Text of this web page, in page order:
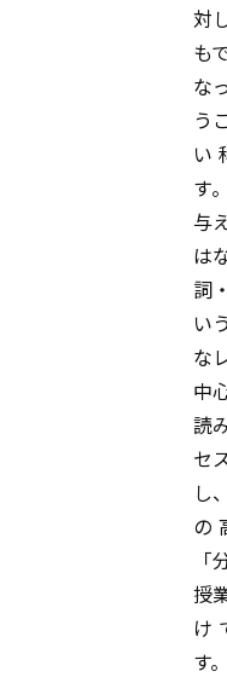
対
も
な
う
い
す
与
は
詞
い
な
中
読
セ
し
の
授
け
す